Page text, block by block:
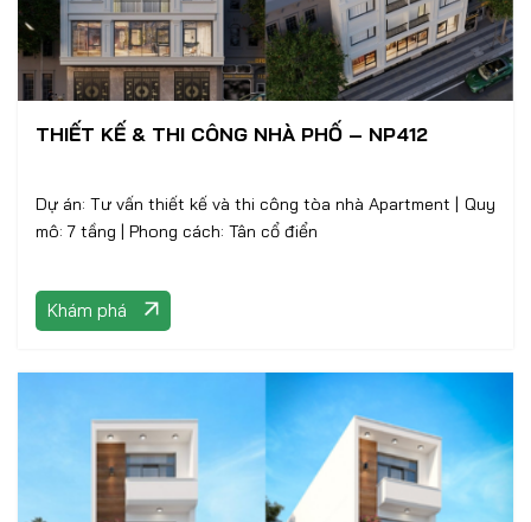
THIẾT KẾ & THI CÔNG NHÀ PHỐ – NP412
Dự án: Tư vấn thiết kế và thi công tòa nhà Apartment | Quy
mô: 7 tầng | Phong cách: Tân cổ điển
Khám phá